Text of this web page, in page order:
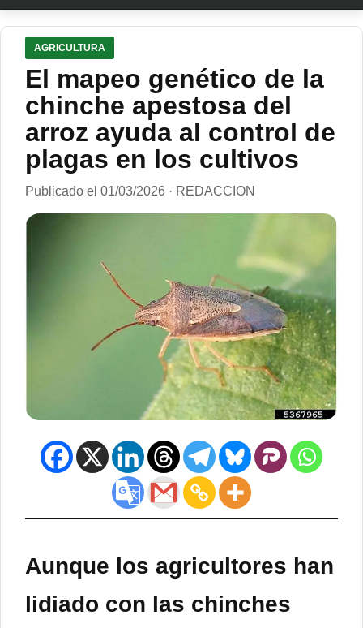
AGRICULTURA
El mapeo genético de la
chinche apestosa del
arroz ayuda al control de
plagas en los cultivos
Publicado el 01/03/2026 · REDACCION
Aunque los agricultores han
lidiado con las chinches